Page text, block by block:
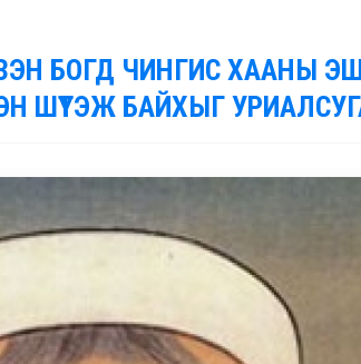
БОГД ЧИНГИС ХААНЫ
ШҮТЭЖ БАЙХЫГ